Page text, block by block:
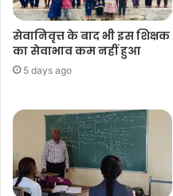
सेवानिवृत्त के बाद भी इस शिक्षक
का सेवाभाव कम नहीं हुआ
5 days ago